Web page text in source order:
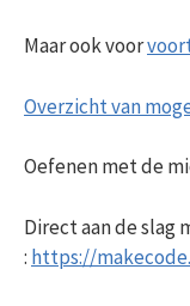
Maar ook voor
Overzicht van
Oefenen met de
Direct aan de slag
: https://